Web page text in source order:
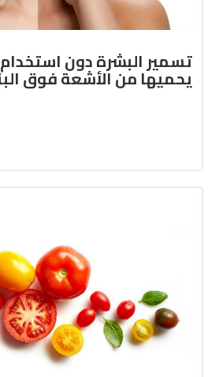
تسمير البشرة دون
يحميها من الأشعة فوق